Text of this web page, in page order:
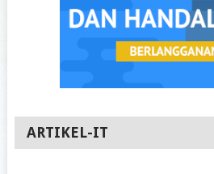
ARTIKEL-IT